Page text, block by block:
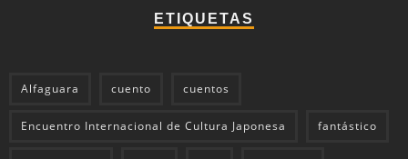
ETIQUETAS
Alfaguara cuento cuentos
Encuentro Internacional de Cultura Japonesa fantástico